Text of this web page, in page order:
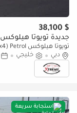
$ 38,100
جديدة تويوتا هيلوكس SR5 (NON GCC)
تويوتا هيلوكس SR5 (NON GCC) 2.7L (4x4) Petrol
دبي
خليجي
استجابة سريعة